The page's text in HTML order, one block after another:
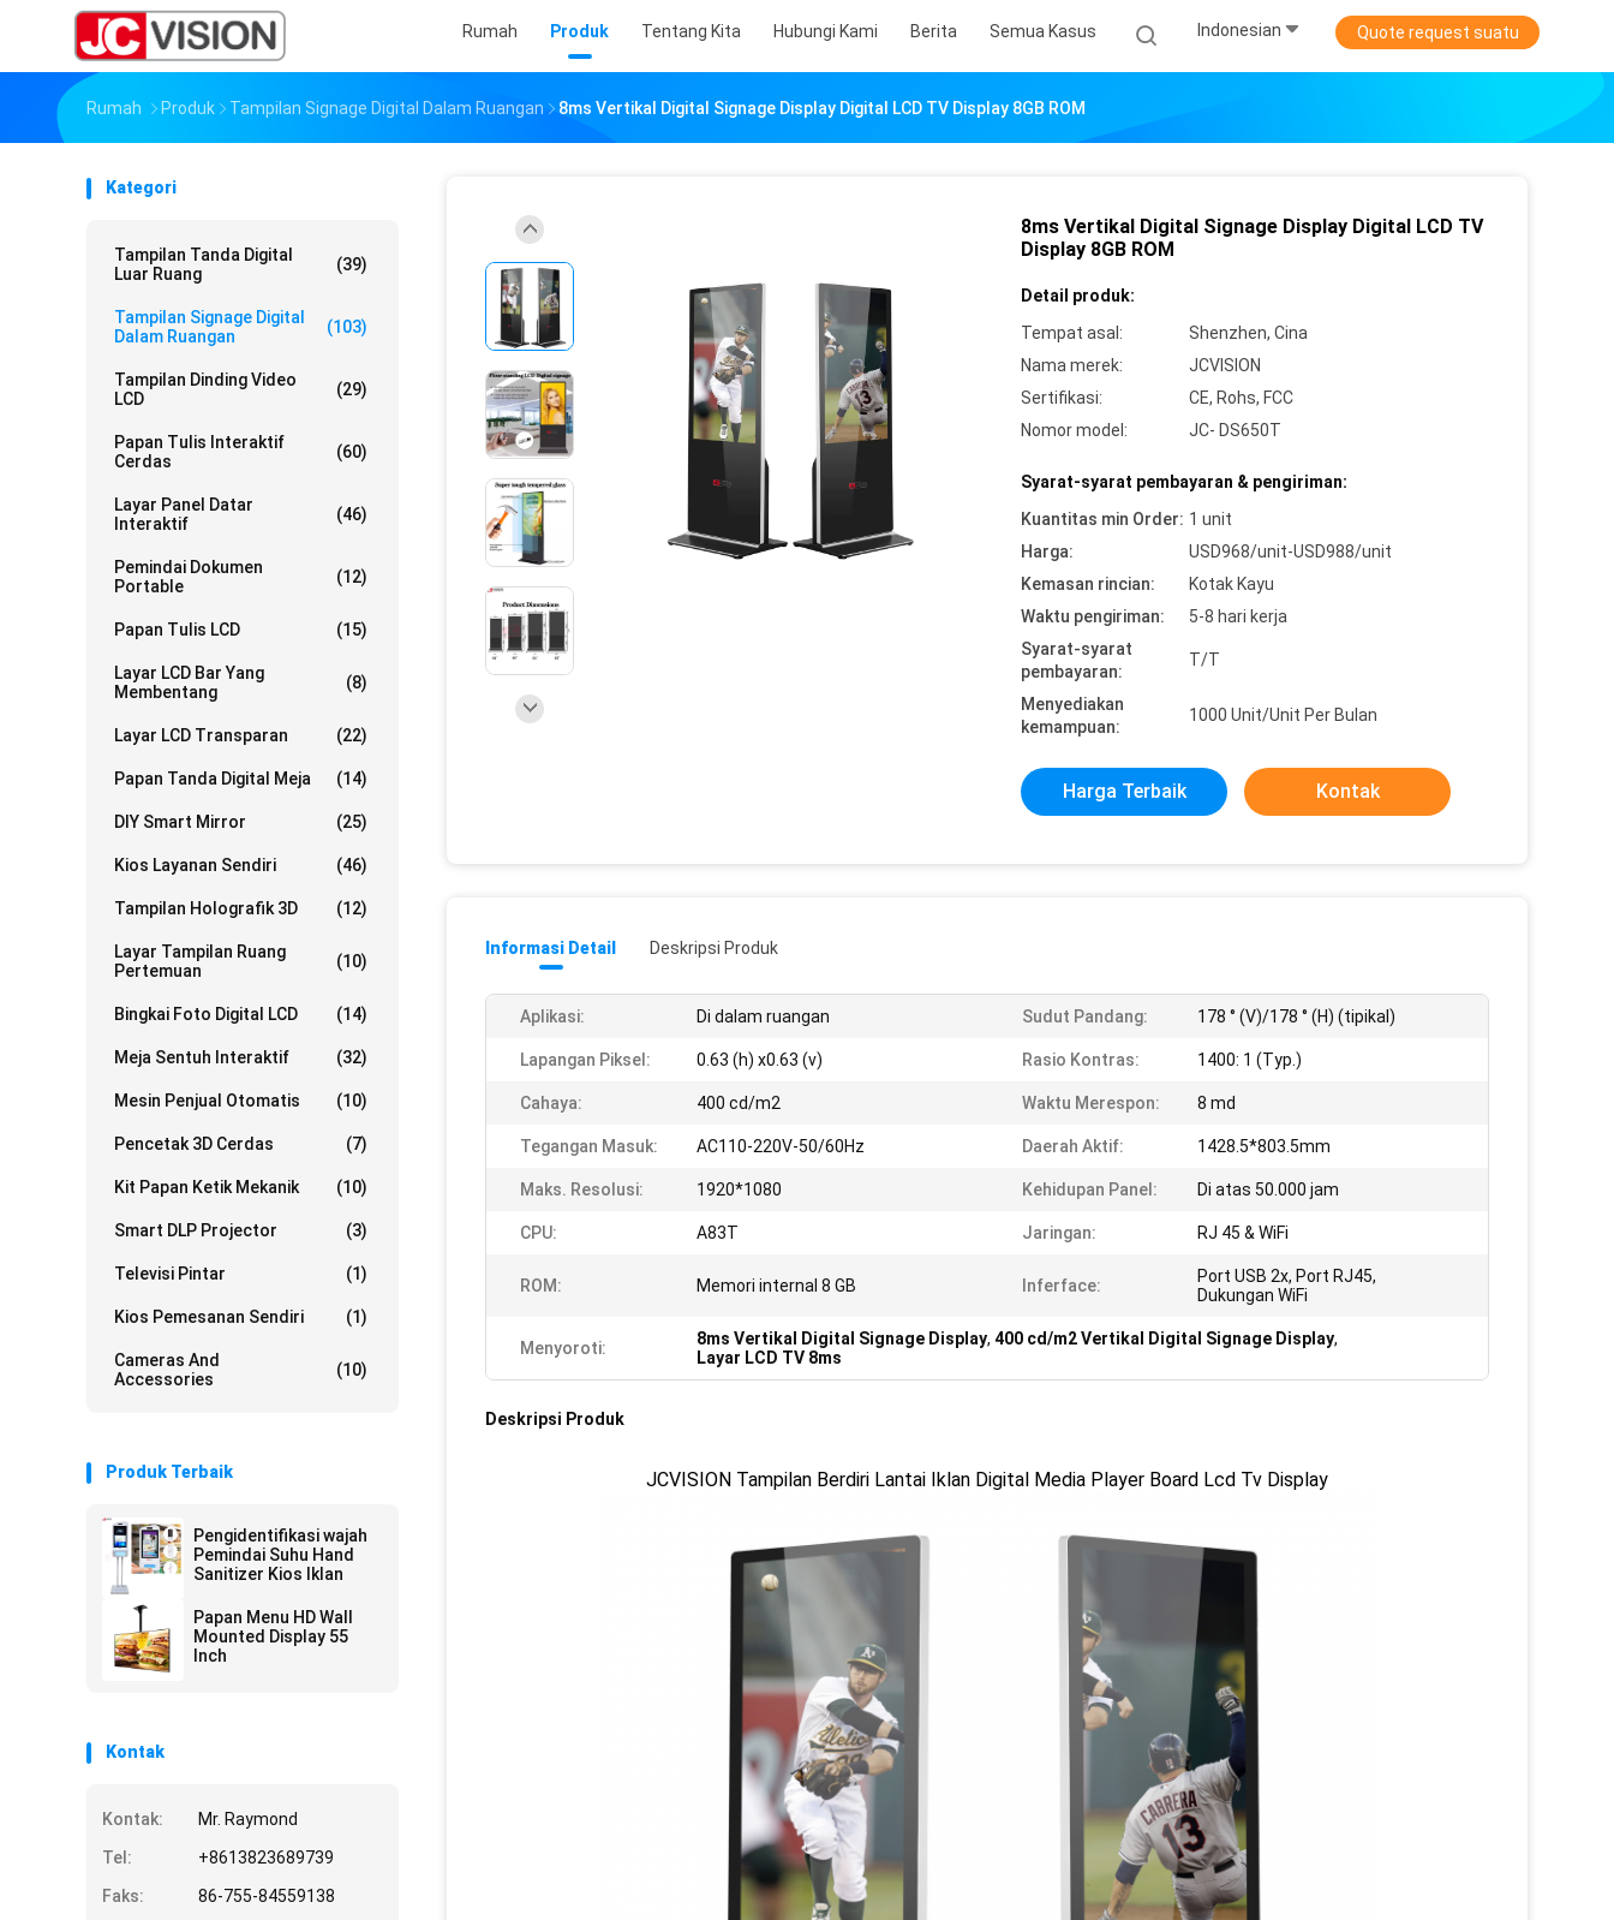
Rumah Produk Tentang Kita Hubungi Kami Berita Semua Kasus Indonesian Quote request suatu
Rumah Produk Tampilan Signage Digital Dalam Ruangan 8ms Vertikal Digital Signage Display Digital LCD TV Display 8GB ROM
Kategori
Tampilan Tanda Digital
Luar Ruang
(39)
Tampilan Signage Digital
Dalam Ruangan
(103)
Tampilan Dinding Video
LCD
(29)
Papan Tulis Interaktif
Cerdas
(60)
Layar Panel Datar
Interaktif
(46)
Pemindai Dokumen
Portable
(12)
Papan Tulis LCD (15)
Layar LCD Bar Yang
Membentang
(8)
Layar LCD Transparan (22)
Papan Tanda Digital Meja (14)
DIY Smart Mirror (25)
Kios Layanan Sendiri (46)
Tampilan Holografik 3D (12)
Layar Tampilan Ruang
Pertemuan
(10)
Bingkai Foto Digital LCD (14)
Meja Sentuh Interaktif (32)
Mesin Penjual Otomatis (10)
Pencetak 3D Cerdas (7)
Kit Papan Ketik Mekanik (10)
Smart DLP Projector (3)
Televisi Pintar (1)
Kios Pemesanan Sendiri (1)
Cameras And
Accessories
(10)
Produk Terbaik
Pengidentifikasi wajah
Pemindai Suhu Hand
Sanitizer Kios Iklan
Papan Menu HD Wall
Mounted Display 55
Inch
Kontak
Kontak:
Mr. Raymond
Tel:
+8613823689739
Faks:
86-755-84559138
8ms Vertikal Digital Signage Display Digital LCD TV
Display 8GB ROM
Detail produk:
Tempat asal:
Shenzhen, Cina
Nama merek:
JCVISION
Sertifikasi:
CE, Rohs, FCC
Nomor model:
JC- DS650T
Syarat-syarat pembayaran & pengiriman:
Kuantitas min Order: 1 unit
Harga:
USD968/unit-USD988/unit
Kemasan rincian:
Kotak Kayu
Waktu pengiriman:
5-8 hari kerja
Syarat-syarat
pembayaran:
T/T
Menyediakan
kemampuan:
1000 Unit/Unit Per Bulan
Harga Terbaik Kontak
Informasi Detail Deskripsi Produk
Aplikasi: Di dalam ruangan Sudut Pandang: 178 ° (V)/178 ° (H) (tipikal)
Lapangan Piksel: 0.63 (h) x0.63 (v) Rasio Kontras: 1400: 1 (Typ.)
Cahaya: 400 cd/m2 Waktu Merespon: 8 md
Tegangan Masuk: AC110-220V-50/60Hz Daerah Aktif: 1428.5*803.5mm
Maks. Resolusi: 1920*1080 Kehidupan Panel: Di atas 50.000 jam
CPU: A83T Jaringan: RJ 45 & WiFi
ROM: Memori internal 8 GB Inferface:
Port USB 2x, Port RJ45,
Dukungan WiFi
Menyoroti: 8ms Vertikal Digital Signage Display, 400 cd/m2 Vertikal Digital Signage Display,
Layar LCD TV 8ms
Deskripsi Produk
JCVISION Tampilan Berdiri Lantai Iklan Digital Media Player Board Lcd Tv Display